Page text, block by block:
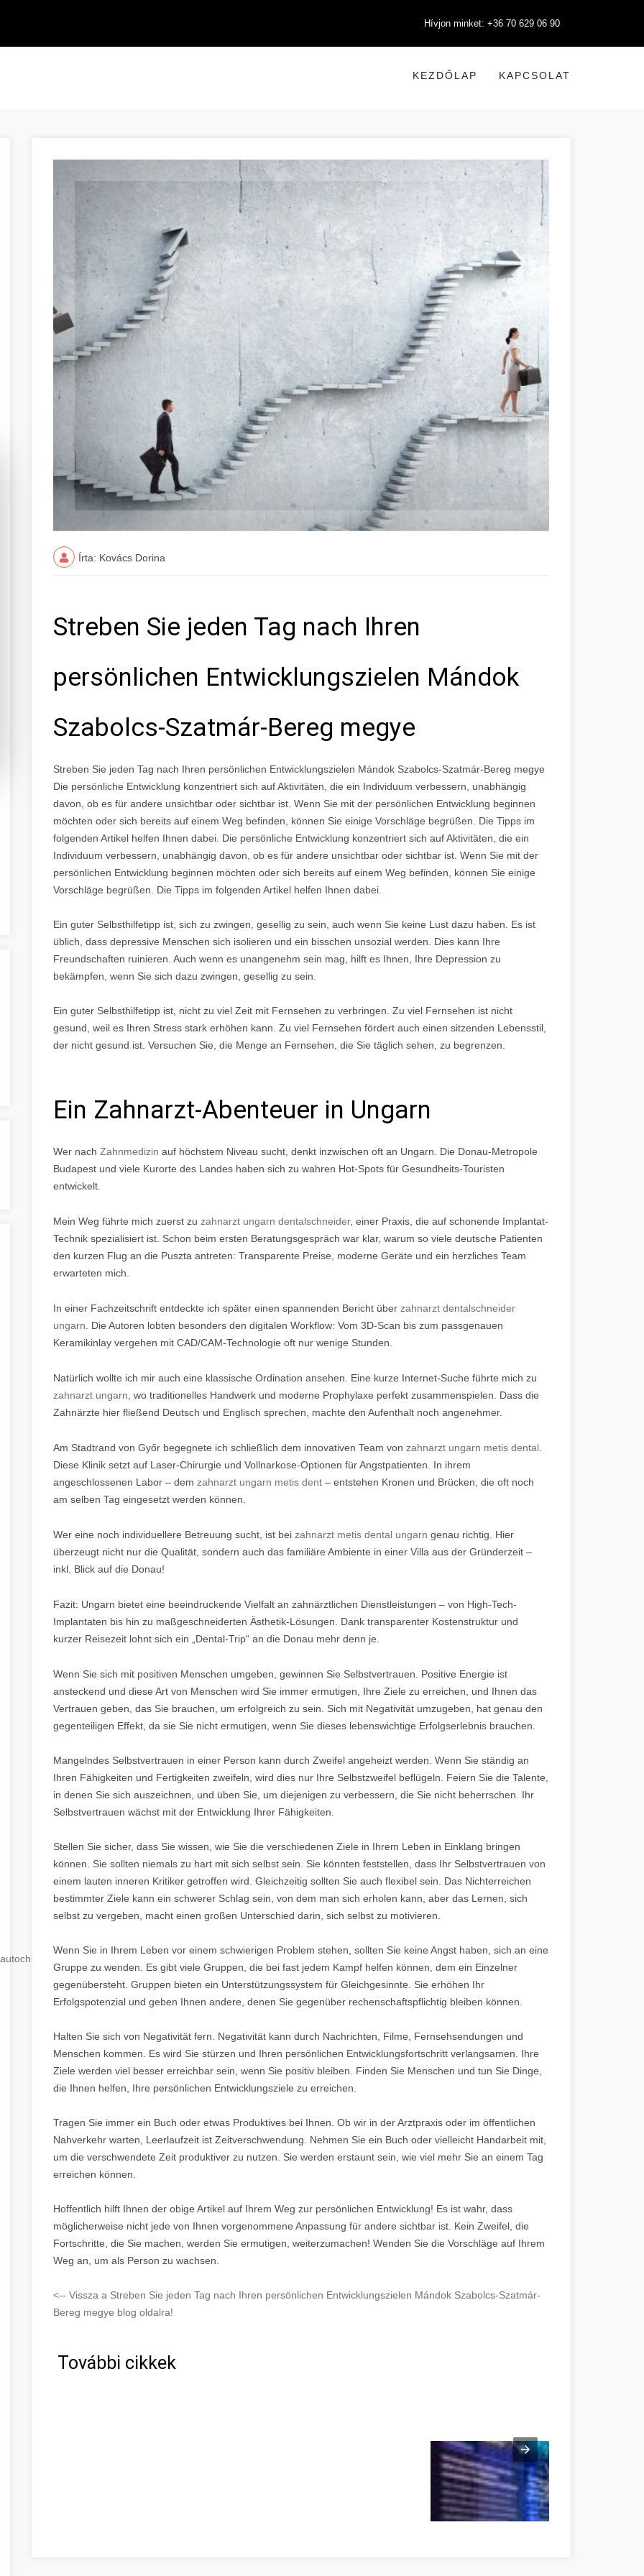
Hívjon minket: +36 70 629 06 90
KEZDŐLAP KAPCSOLAT
Írta: Kovács Dorina
Streben Sie jeden Tag nach Ihren
persönlichen Entwicklungszielen Mándok
Szabolcs-Szatmár-Bereg megye
Streben Sie jeden Tag nach Ihren persönlichen Entwicklungszielen Mándok Szabolcs-Szatmár-Bereg megye
Die persönliche Entwicklung konzentriert sich auf Aktivitäten, die ein Individuum verbessern, unabhängig
davon, ob es für andere unsichtbar oder sichtbar ist. Wenn Sie mit der persönlichen Entwicklung beginnen
möchten oder sich bereits auf einem Weg befinden, können Sie einige Vorschläge begrüßen. Die Tipps im
folgenden Artikel helfen Ihnen dabei. Die persönliche Entwicklung konzentriert sich auf Aktivitäten, die ein
Individuum verbessern, unabhängig davon, ob es für andere unsichtbar oder sichtbar ist. Wenn Sie mit der
persönlichen Entwicklung beginnen möchten oder sich bereits auf einem Weg befinden, können Sie einige
Vorschläge begrüßen. Die Tipps im folgenden Artikel helfen Ihnen dabei.
Ein guter Selbsthilfetipp ist, sich zu zwingen, gesellig zu sein, auch wenn Sie keine Lust dazu haben. Es ist
üblich, dass depressive Menschen sich isolieren und ein bisschen unsozial werden. Dies kann Ihre
Freundschaften ruinieren. Auch wenn es unangenehm sein mag, hilft es Ihnen, Ihre Depression zu
bekämpfen, wenn Sie sich dazu zwingen, gesellig zu sein.
Ein guter Selbsthilfetipp ist, nicht zu viel Zeit mit Fernsehen zu verbringen. Zu viel Fernsehen ist nicht
gesund, weil es Ihren Stress stark erhöhen kann. Zu viel Fernsehen fördert auch einen sitzenden Lebensstil,
der nicht gesund ist. Versuchen Sie, die Menge an Fernsehen, die Sie täglich sehen, zu begrenzen.
Ein Zahnarzt-Abenteuer in Ungarn
Wer nach Zahnmedizin auf höchstem Niveau sucht, denkt inzwischen oft an Ungarn. Die Donau-Metropole
Budapest und viele Kurorte des Landes haben sich zu wahren Hot-Spots für Gesundheits-Touristen
entwickelt.
Mein Weg führte mich zuerst zu zahnarzt ungarn dentalschneider, einer Praxis, die auf schonende Implantat-
Technik spezialisiert ist. Schon beim ersten Beratungsgespräch war klar, warum so viele deutsche Patienten
den kurzen Flug an die Puszta antreten: Transparente Preise, moderne Geräte und ein herzliches Team
erwarteten mich.
In einer Fachzeitschrift entdeckte ich später einen spannenden Bericht über zahnarzt dentalschneider
ungarn . Die Autoren lobten besonders den digitalen Workflow: Vom 3D-Scan bis zum passgenauen
Keramikinlay vergehen mit CAD/CAM-Technologie oft nur wenige Stunden.
Natürlich wollte ich mir auch eine klassische Ordination ansehen. Eine kurze Internet-Suche führte mich zu
zahnarzt ungarn , wo traditionelles Handwerk und moderne Prophylaxe perfekt zusammenspielen. Dass die
Zahnärzte hier fließend Deutsch und Englisch sprechen, machte den Aufenthalt noch angenehmer.
Am Stadtrand von Győr begegnete ich schließlich dem innovativen Team von zahnarzt ungarn metis dental
Diese Klinik setzt auf Laser-Chirurgie und Vollnarkose-Optionen für Angstpatienten. In ihrem
angeschlossenen Labor – dem zahnarzt ungarn metis dent – entstehen Kronen und Brücken, die oft noch
am selben Tag eingesetzt werden können.
Wer eine noch individuellere Betreuung sucht, ist bei zahnarzt metis dental ungarn genau richtig. Hier
überzeugt nicht nur die Qualität, sondern auch das familiäre Ambiente in einer Villa aus der Gründerzeit –
inkl. Blick auf die Donau!
Fazit: Ungarn bietet eine beeindruckende Vielfalt an zahnärztlichen Dienstleistungen – von High-Tech-
Implantaten bis hin zu maßgeschneiderten Ästhetik-Lösungen. Dank transparenter Kostenstruktur und
kurzer Reisezeit lohnt sich ein „Dental-Trip“ an die Donau mehr denn je.
Wenn Sie sich mit positiven Menschen umgeben, gewinnen Sie Selbstvertrauen. Positive Energie ist
ansteckend und diese Art von Menschen wird Sie immer ermutigen, Ihre Ziele zu erreichen, und Ihnen das
Vertrauen geben, das Sie brauchen, um erfolgreich zu sein. Sich mit Negativität umzugeben, hat genau den
gegenteiligen Effekt, da sie Sie nicht ermutigen, wenn Sie dieses lebenswichtige Erfolgserlebnis brauchen.
Mangelndes Selbstvertrauen in einer Person kann durch Zweifel angeheizt werden. Wenn Sie ständig an
Ihren Fähigkeiten und Fertigkeiten zweifeln, wird dies nur Ihre Selbstzweifel beflügeln. Feiern Sie die Talente,
in denen Sie sich auszeichnen, und üben Sie, um diejenigen zu verbessern, die Sie nicht beherrschen. Ihr
Selbstvertrauen wächst mit der Entwicklung Ihrer Fähigkeiten.
Stellen Sie sicher, dass Sie wissen, wie Sie die verschiedenen Ziele in Ihrem Leben in Einklang bringen
können. Sie sollten niemals zu hart mit sich selbst sein. Sie könnten feststellen, dass Ihr Selbstvertrauen von
einem lauten inneren Kritiker getroffen wird. Gleichzeitig sollten Sie auch flexibel sein. Das Nichterreichen
bestimmter Ziele kann ein schwerer Schlag sein, von dem man sich erholen kann, aber das Lernen, sich
selbst zu vergeben, macht einen großen Unterschied darin, sich selbst zu motivieren.
Wenn Sie in Ihrem Leben vor einem schwierigen Problem stehen, sollten Sie keine Angst haben, sich an eine
Gruppe zu wenden. Es gibt viele Gruppen, die bei fast jedem Kampf helfen können, dem ein Einzelner
gegenübersteht. Gruppen bieten ein Unterstützungssystem für Gleichgesinnte. Sie erhöhen Ihr
Erfolgspotenzial und geben Ihnen andere, denen Sie gegenüber rechenschaftspflichtig bleiben können.
Halten Sie sich von Negativität fern. Negativität kann durch Nachrichten, Filme, Fernsehsendungen und
Menschen kommen. Es wird Sie stürzen und Ihren persönlichen Entwicklungsfortschritt verlangsamen. Ihre
Ziele werden viel besser erreichbar sein, wenn Sie positiv bleiben. Finden Sie Menschen und tun Sie Dinge,
die Ihnen helfen, Ihre persönlichen Entwicklungsziele zu erreichen.
Tragen Sie immer ein Buch oder etwas Produktives bei Ihnen. Ob wir in der Arztpraxis oder im öffentlichen
Nahverkehr warten, Leerlaufzeit ist Zeitverschwendung. Nehmen Sie ein Buch oder vielleicht Handarbeit mit,
um die verschwendete Zeit produktiver zu nutzen. Sie werden erstaunt sein, wie viel mehr Sie an einem Tag
erreichen können.
Hoffentlich hilft Ihnen der obige Artikel auf Ihrem Weg zur persönlichen Entwicklung! Es ist wahr, dass
möglicherweise nicht jede von Ihnen vorgenommene Anpassung für andere sichtbar ist. Kein Zweifel, die
Fortschritte, die Sie machen, werden Sie ermutigen, weiterzumachen! Wenden Sie die Vorschläge auf Ihrem
Weg an, um als Person zu wachsen.
<-- Vissza a Streben Sie jeden Tag nach Ihren persönlichen Entwicklungszielen Mándok Szabolcs-Szatmár-
Bereg megye blog oldalra!
További cikkek